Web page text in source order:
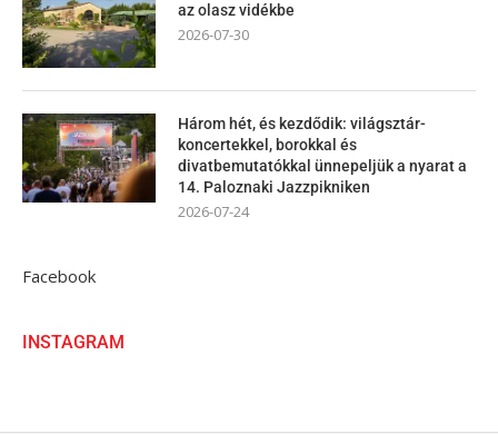
az olasz vidékbe
2026-07-30
Három hét, és kezdődik: világsztár-
koncertekkel, borokkal és
divatbemutatókkal ünnepeljük a nyarat a
14. Paloznaki Jazzpikniken
2026-07-24
Facebook
INSTAGRAM